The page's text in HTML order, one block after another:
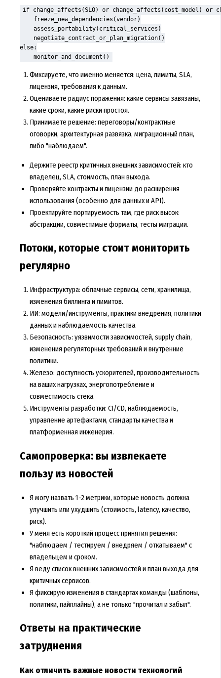
if change_affects(SLO) or change_affects(cost_model) or
    freeze_new_dependencies(vendor)
    assess_portability(critical_services)
    negotiate_contract_or_plan_migration()
else:
    monitor_and_document()
Фиксируете, что именно меняется: цена, лимиты, SLA,
лицензия, требования к данным.
Оцениваете радиус поражения: какие сервисы завязаны,
какие сроки, какие риски простоя.
Принимаете решение: переговоры/контрактные
оговорки, архитектурная развязка, миграционный план,
либо "наблюдаем".
Держите реестр критичных внешних зависимостей: кто
владелец, SLA, стоимость, план выхода.
Проверяйте контракты и лицензии до расширения
использования (особенно для данных и API).
Проектируйте портируемость там, где риск высок:
абстракции, совместимые форматы, тесты миграции.
Потоки, которые стоит мониторить
регулярно
Инфраструктура: облачные сервисы, сети, хранилища,
изменения биллинга и лимитов.
ИИ: модели/инструменты, практики внедрения, политики
данных и наблюдаемость качества.
Безопасность: уязвимости зависимостей, supply chain,
изменения регуляторных требований и внутренние
политики.
Железо: доступность ускорителей, производительность
на ваших нагрузках, энергопотребление и
совместимость стека.
Инструменты разработки: CI/CD, наблюдаемость,
управление артефактами, стандарты качества и
платформенная инженерия.
Самопроверка: вы извлекаете
пользу из новостей
Я могу назвать 1-2 метрики, которые новость должна
улучшить или ухудшить (стоимость, latency, качество,
риск).
У меня есть короткий процесс принятия решения:
"наблюдаем / тестируем / внедряем / откатываем" с
владельцем и сроком.
Я веду список внешних зависимостей и план выхода для
критичных сервисов.
Я фиксирую изменения в стандартах команды (шаблоны,
политики, пайплайны), а не только "прочитал и забыл".
Ответы на практические
затруднения
Как отличить важные новости технологий